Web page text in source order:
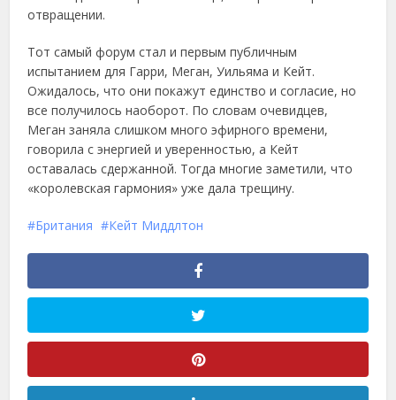
отвращении.
Тот самый форум стал и первым публичным
испытанием для Гарри, Меган, Уильяма и Кейт.
Ожидалось, что они покажут единство и согласие, но
все получилось наоборот. По словам очевидцев,
Меган заняла слишком много эфирного времени,
говорила с энергией и уверенностью, а Кейт
оставалась сдержанной. Тогда многие заметили, что
«королевская гармония» уже дала трещину.
Британия Кейт Миддлтон